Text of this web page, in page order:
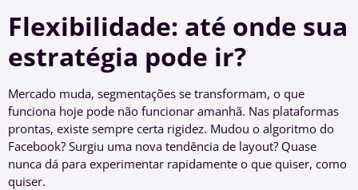
Flexibilidade: até onde sua
estratégia pode ir?
Mercado muda, segmentações se transformam, o que
funciona hoje pode não funcionar amanhã. Nas plataformas
prontas, existe sempre certa rigidez. Mudou o algoritmo do
Facebook? Surgiu uma nova tendência de layout? Quase
nunca dá para experimentar rapidamente o que quiser, como
quiser.